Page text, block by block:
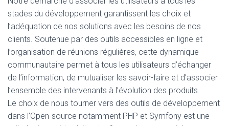
stades du développement garantissent les choix et
l’adéquation de nos solutions avec les besoins de nos
clients. Soutenue par des outils accessibles en ligne et
l’organisation de réunions régulières, cette dynamique
communautaire permet à tous les utilisateurs d’échanger
de l’information, de mutualiser les savoir-faire et d’associer
l’ensemble des intervenants à l’évolution des produits.
Le choix de nous tourner vers des outils de développement
dans l’Open-source notamment PHP et Symfony est une